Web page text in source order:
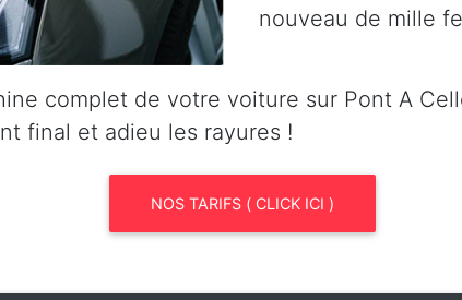
nouveau de mille
complet de votre voiture sur Pont A
final et adieu les rayures !
NOS TARIFS ( CLICK ICI )